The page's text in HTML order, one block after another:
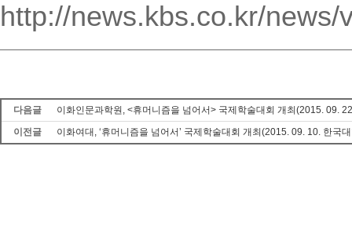
http://news.kbs.co.kr/
다음글
이화인문과학원, <휴머니즘을 넘어서> 국제학술대회 개최(2015. 09.
이전글
이화여대, ‘휴머니즘을 넘어서’ 국제학술대회 개최(2015. 09. 10. 한국